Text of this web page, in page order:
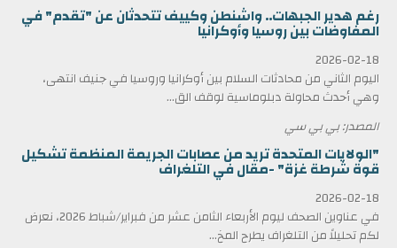
رغم هدير الجبهات.. واشنطن وكييف تتحدثان عن "تقدم" في
المفاوضات بين روسيا وأوكرانيا
2026-02-18
اليوم الثاني من محادثات السلام بين أوكرانيا وروسيا في جنيف انتهى،
وهي أحدث محاولة دبلوماسية لوقف الق...
المصدر: بي بي سي
"الولايات المتحدة تريد من عصابات الجريمة المنظمة تشكيل
قوة شرطة غزة" -مقال في التلغراف
2026-02-18
في عناوين الصحف ليوم الأربعاء الثامن عشر من فبراير/شباط 2026، نعرض
لكم تحليلاً من التلغراف يطرح المخ...